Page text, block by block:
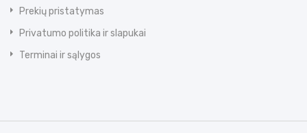
Prekių pristatymas
Privatumo politika ir slapukai
Terminai ir sąlygos